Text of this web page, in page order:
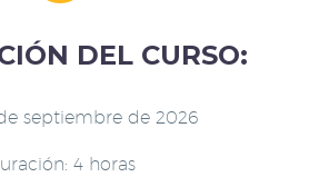
DEL CURSO:
septiembre de 2026
4 horas